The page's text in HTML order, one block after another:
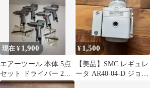
現在 ¥ 1,900
エアーツール 本体 5点
セット ドライバー 2段
式 スロットルバルブ装
¥ 1,500
【美品】SMC レギュレ
ータ AR40-04-D ジョイ